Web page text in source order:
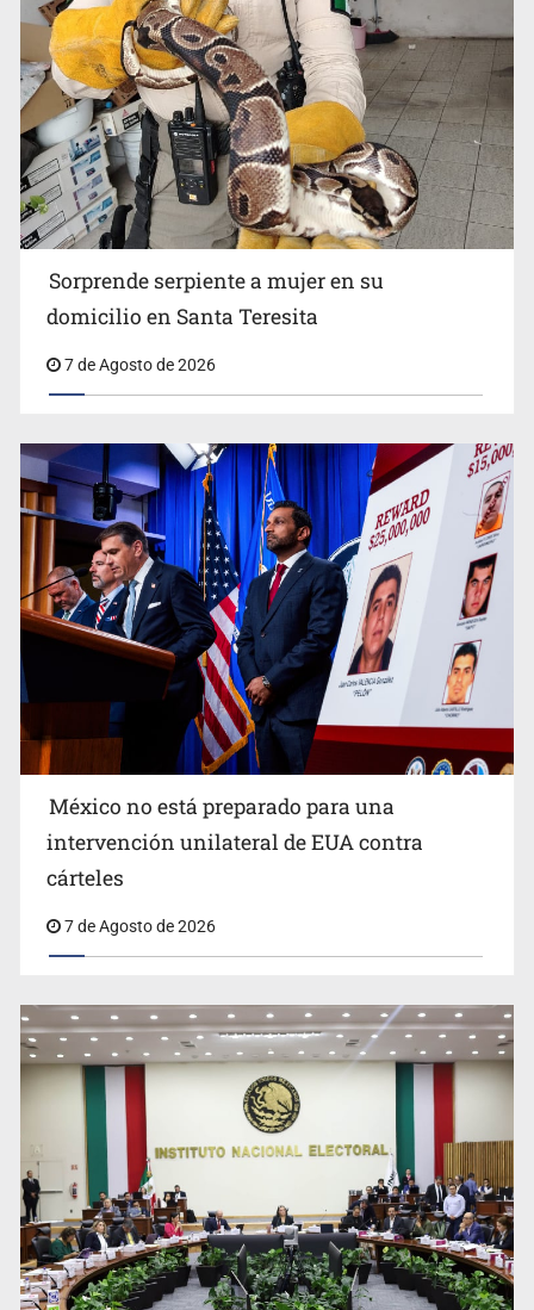
Detienen a tres miembros de red transnacional de
tráfico de personas
Procesan a el “R1”, presunto líder criminal en Jalisco y
Michoacán
Desapariciones en Jalisco, con complicidad de policías,
Sorprende serpiente a mujer en su
domicilio en Santa Teresita
7 de Agosto de 2026
México no está preparado para una
intervención unilateral de EUA contra
cárteles
7 de Agosto de 2026